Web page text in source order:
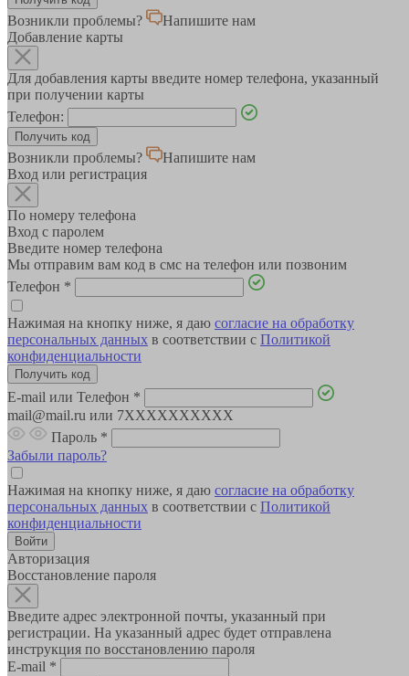
Возникли проблемы?
Напишите нам
Добавление карты
Для добавления карты введите номер телефона, указанный
при получении карты
Телефон:
Возникли проблемы?
Напишите нам
Вход или регистрация
По номеру телефона
Вход с паролем
Введите номер телефона
Мы отправим вам код в смс на телефон или позвоним
Телефон *
Нажимая на кнопку ниже, я даю согласие на обработку
персональных данных в соответствии с Политикой
конфиденциальности
E-mail или Телефон *
mail@mail.ru или 7XXXXXXXXXX
Пароль *
Забыли пароль?
Нажимая на кнопку ниже, я даю согласие на обработку
персональных данных в соответствии с Политикой
конфиденциальности
Авторизация
Восстановление пароля
Введите адрес электронной почты, указанный при
регистрации. На указанный адрес будет отправлена
инструкция по восстановлению пароля
E-mail *